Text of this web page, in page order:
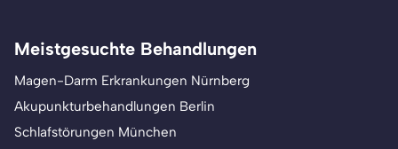
Meistgesuchte Behandlungen
Magen-Darm Erkrankungen Nürnberg
Akupunkturbehandlungen Berlin
Schlafstörungen München